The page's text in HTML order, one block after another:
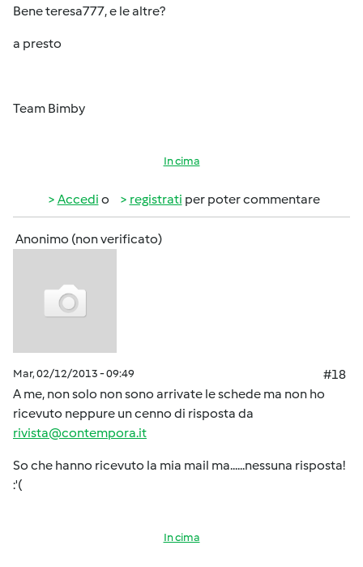
Bene teresa777, e le altre?
a presto
Team Bimby
In cima
Accedi o registrati per poter commentare
Anonimo (non verificato)
Mar, 02/12/2013 - 09:49
#18
A me, non solo non sono arrivate le schede ma non ho
ricevuto neppure un cenno di risposta da
rivista@contempora.it
So che hanno ricevuto la mia mail ma......nessuna risposta!
:'(
In cima